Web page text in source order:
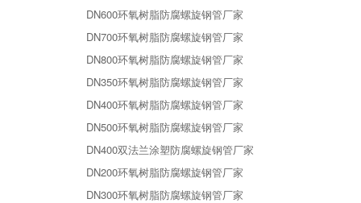
DN600环氧树脂防腐螺旋钢管厂家
DN700环氧树脂防腐螺旋钢管厂家
DN800环氧树脂防腐螺旋钢管厂家
DN350环氧树脂防腐螺旋钢管厂家
DN400环氧树脂防腐螺旋钢管厂家
DN500环氧树脂防腐螺旋钢管厂家
DN400双法兰涂塑防腐螺旋钢管厂家
DN200环氧树脂防腐螺旋钢管厂家
DN300环氧树脂防腐螺旋钢管厂家